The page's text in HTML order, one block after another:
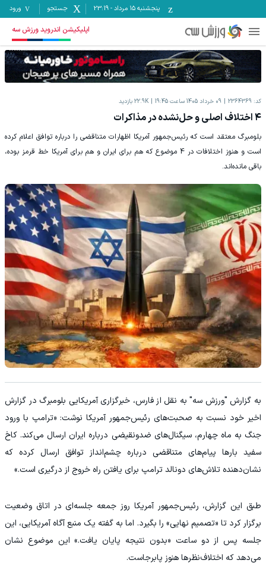
پنجشنبه ۱۵ مرداد -
23:19 جستجو ورود
اپلیکیشن اندروید ورزش سه
کد: 2364369 09 خرداد 1405 ساعت 19:45 22.9K بازدید
۴ اختلاف اصلی و حل‌نشده در مذاکرات
بلومبرگ معتقد است که رئیس‌جمهور آمریکا اظهارات متناقضی را درباره توافق اعلام کرده
است و هنوز اختلافات در 4 موضوع که هم برای ایران و هم برای آمریکا خط قرمز بوده،
باقی مانده‌اند.
به گزارش "ورزش سه" به نقل از فارس، خبرگزاری آمریکایی بلومبرگ در گزارش
اخیر خود نسبت به صحبت‌های رئیس‌جمهور آمریکا نوشت: «ترامپ با ورود
جنگ به ماه چهارم، سیگنال‌های ضدونقیضی درباره ایران ارسال می‌کند. کاخ
سفید بارها پیام‌های متناقضی درباره چشم‌انداز توافق ارسال کرده که
نشان‌دهنده تلاش‌های دونالد ترامپ برای یافتن راه خروج از درگیری است.»
طبق این گزارش، رئیس‌جمهور آمریکا روز جمعه جلسه‌ای در اتاق وضعیت
برگزار کرد تا «تصمیم نهایی» را بگیرد. اما به گفته یک منبع آگاه آمریکایی، این
جلسه پس از دو ساعت «بدون نتیجه پایان یافت.» این موضوع نشان
می‌دهد که اختلاف‌نظرها هنوز پابرجاست.